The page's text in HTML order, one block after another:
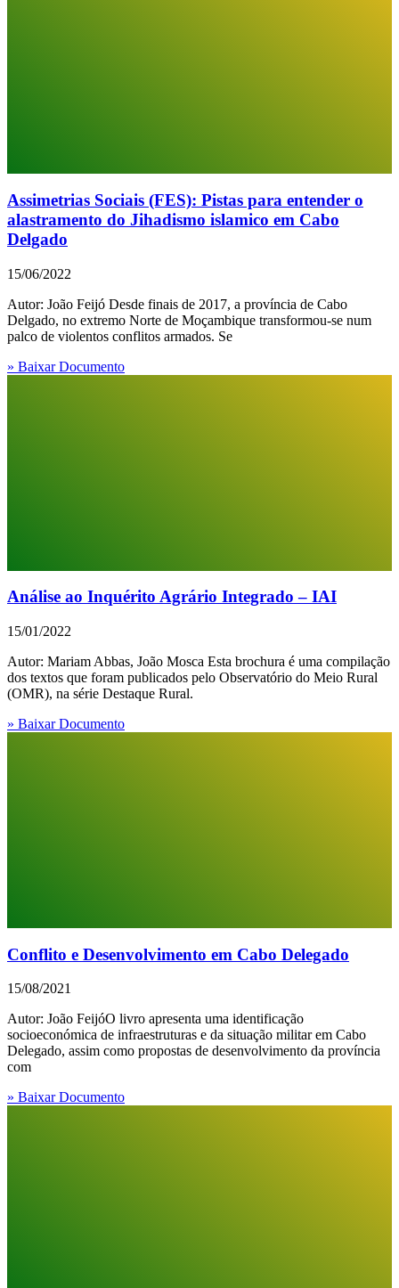
Assimetrias Sociais (FES): Pistas para entender o
alastramento do Jihadismo islamico em Cabo
Delgado
15/06/2022
Autor: João Feijó Desde finais de 2017, a província de Cabo
Delgado, no extremo Norte de Moçambique transformou-se num
palco de violentos conflitos armados. Se
» Baixar Documento
Análise ao Inquérito Agrário Integrado – IAI
15/01/2022
Autor: Mariam Abbas, João Mosca Esta brochura é uma compilação
dos textos que foram publicados pelo Observatório do Meio Rural
(OMR), na série Destaque Rural.
» Baixar Documento
Conflito e Desenvolvimento em Cabo Delegado
15/08/2021
Autor: João FeijóO livro apresenta uma identificação
socioeconómica de infraestruturas e da situação militar em Cabo
Delegado, assim como propostas de desenvolvimento da província
com
» Baixar Documento